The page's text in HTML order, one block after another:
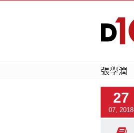
張學潤
27
07, 2018